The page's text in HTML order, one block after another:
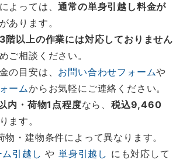
よっては、通常の単身引越し料金が
あります。
階以上の作業には対応しておりません
ご相談ください。
の目安は、 お問い合わせフォームや
ームからお気軽にご連絡ください。
内・荷物1点程度なら、税込9,460
ます。
・建物条件によって異なります。
引越し や単身引越し にも対応して